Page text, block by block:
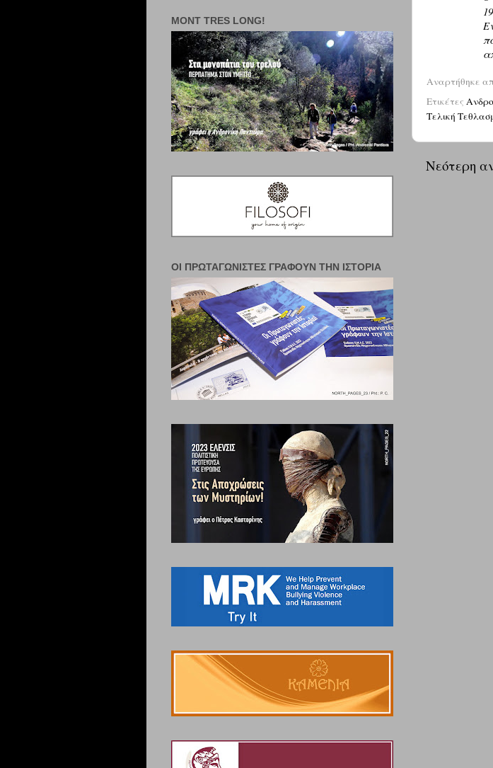
Αναρτήθηκε
Ετικέτες
Τελική
Νεότερη
MONT TRES LONG!
ΟΙ ΠΡΩΤΑΓΩΝΙΣΤΈΣ ΓΡΆΦΟΥΝ ΤΗΝ ΙΣΤΟΡΊΑ